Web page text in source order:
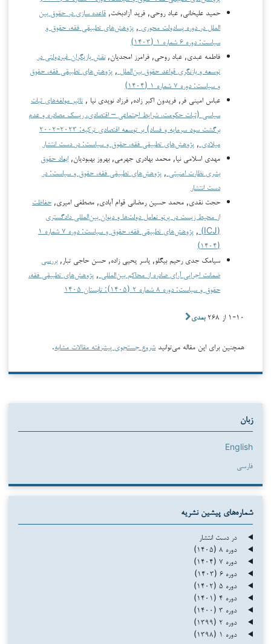
حمید علیخانی, عباد روحی, فرید آزادبخت, قاعده سازی در حقوق بین
الملل در دوره پسادولت محوری , پژوهش‌های تطبیقی فقه، حقوق و
سیاست: دوره ۶ شماره ۱ (۱۴۰۳)
فاطمه عبدی, عباد روحی, فرامرز امجدیان,نقش بازیگران غیردولتی در
توسعه و بازنگری قواعد حقوق بین‌الملل , پژوهش‌های تطبیقی فقه، حقوق
و سیاست: دوره ۷ شماره ۱ (۱۴۰۴)
عباس امینی فر, فریدون اکبر زاده, فرزاد نویدی نیا , تاثیر مولفه‌های ثبات
سیاسی (ثبات حکومت، شرایط اجتماعی – اقتصادی، ریسک مصادره و عدم
برگشت سود سرمایه و فساد) بر توسعه اقتصادی ترکیه: ۲۰۲۳-۲۰۰۲
میلادی , پژوهش‌های تطبیقی فقه، حقوق و سیاست: در دست انتشار
مهدی اسلامی نیا, محمد بهادری جهرمی, بهروز بهبودیان, ابعاد حقوق
بشری نظارت امنیتی , پژوهش‌های تطبیقی فقه، حقوق و سیاست: در
دست انتشار
حجت نقدی, محمد حسین رمضانی قوام آبادی, مصطفی امیری, حفاظت
از محیط زیست در پرتو تعامل دولت‌ها و دیوان بین‌المللی دادگستری
(ICJ)
,
پژوهش‌های تطبیقی فقه، حقوق و سیاست: دوره ۷ شماره ۱
(۱۴۰۴)
سیامک جدی رحیم بیگلو, یاسر یحیی زاده, حسن حاجی تبار,بررسی
ضمانت اجرایی آرای صادره از محاکم بین‌المللی , پژوهش‌های تطبیقی فقه،
حقوق و سیاست: دوره ۸ شماره ۲ (۱۴۰۵): تابستان ۱۴۰۵
۱-۱۰ از ۲۶۸ بعدی
همچنین برای این مقاله می‌توانید شروع جستجوی پیشرفته مقالات مشابه.
زبان
English
فارسی
شماره‌های پیشین نشریه
در دست انتشار
دوره ۸ (۱۴۰۵)
دوره ۷ (۱۴۰۴)
دوره ۶ (۱۴۰۳)
دوره ۵ (۱۴۰۲)
دوره ۴ (۱۴۰۱)
دوره ۳ (۱۴۰۰)
دوره ۲ (۱۳۹۹)
دوره ۱ (۱۳۹۸)